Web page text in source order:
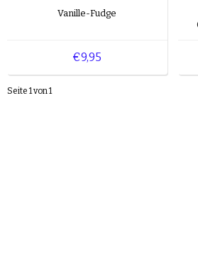
Vanille-Fudge
€9,95
Seite 1 von 1